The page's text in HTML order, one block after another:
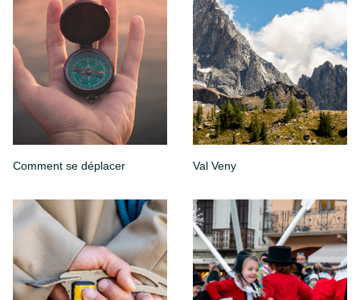
Comment se déplacer Val Veny